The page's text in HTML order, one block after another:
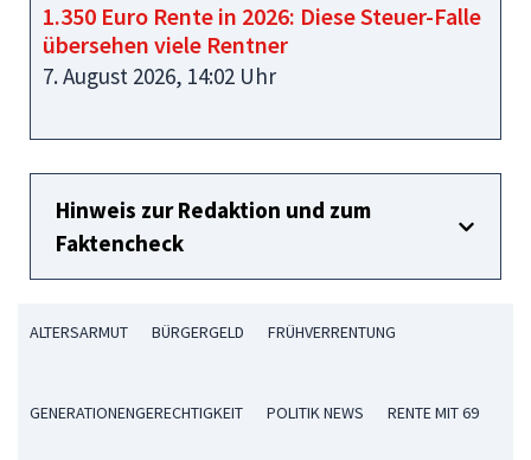
1.350 Euro Rente in 2026: Diese Steuer-Falle
übersehen viele Rentner
7. August 2026, 14:02 Uhr
Hinweis zur Redaktion und zum
Faktencheck
ALTERSARMUT BÜRGERGELD FRÜHVERRENTUNG
GENERATIONENGERECHTIGKEIT POLITIK NEWS RENTE MIT 69